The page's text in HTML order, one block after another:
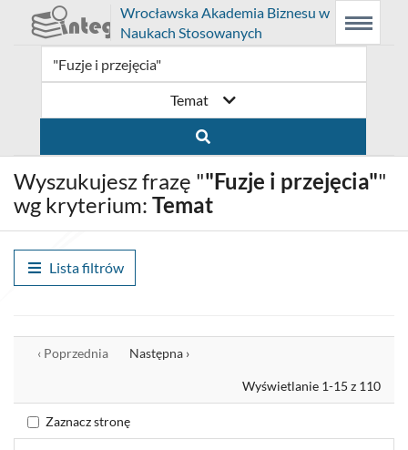
Menu
główne
Wyszukiwarka
Treść
główna
Prolib
Integro
-
główna
Wrocławska Akademia Biznesu w
Naukach Stosowanych
Menu
Temat
Wyszukujesz frazę ""Fuzje i przejęcia""
wg kryterium: Temat
Lista filtrów
‹ Poprzednia Następna ›
Wyświetlanie 1-15 z 110
Zaznacz stronę